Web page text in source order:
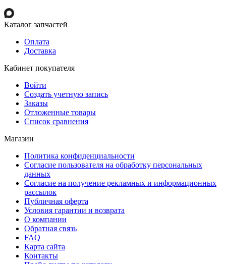
Каталог запчастей
Оплата
Доставка
Кабинет покупателя
Войти
Создать учетную запись
Заказы
Отложенные товары
Список сравнения
Магазин
Политика конфиденциальности
Согласие пользователя на обработку персональных
данных
Согласие на получение рекламных и информационных
рассылок
Публичная оферта
Условия гарантии и возврата
О компании
Обратная связь
FAQ
Карта сайта
Контакты